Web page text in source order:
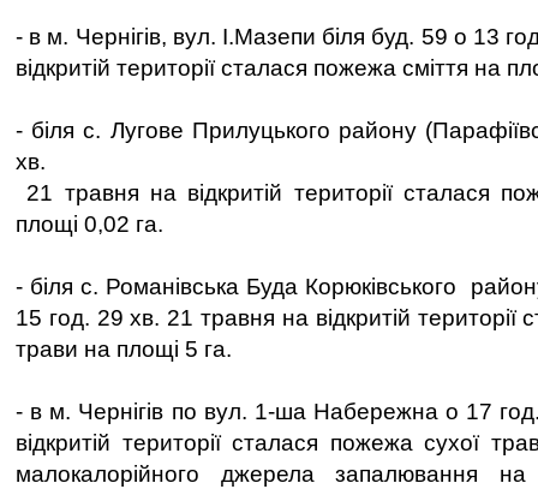
- в м. Чернігів, вул. І.Мазепи біля буд. 59 о 13
відкритій території сталася пожежа сміття на
- біля с. Лугове Прилуцького району
хв.
21 травня на відкритій території сталася
площі 0,02 га.
- біля с. Романівська Буда Корюківського
15 год. 29 хв. 21 травня на відкритій території
трави на площі 5 га.
- в м. Чернігів по вул. 1-ша Набережна о 17
відкритій території сталася пожежа сухої
малокалорійного джерела запалювання